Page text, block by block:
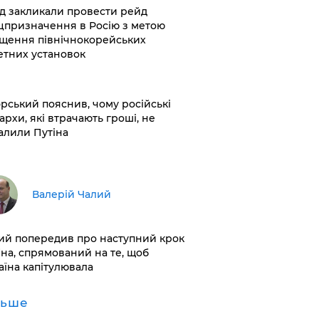
закликали провести рейд
в Росію з метою
північнокорейських
установок
пояснив, чому російські
які втрачають гроші, не
Путіна
Валерій Чалий
попередив про наступний крок
спрямований на те, щоб
капітулювала